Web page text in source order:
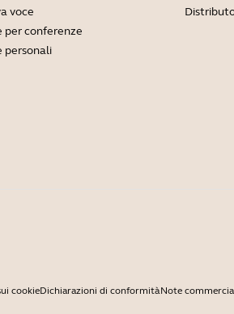
voce
per conferenze
personali
cookieDichiarazioni di conformitàNote